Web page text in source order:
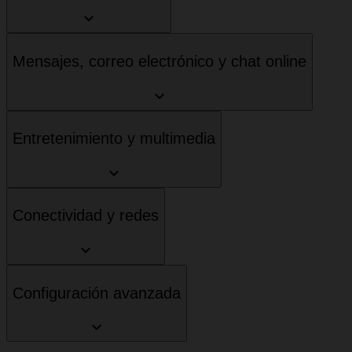
Mensajes, correo electrónico y chat online
Entretenimiento y multimedia
Conectividad y redes
Configuración avanzada